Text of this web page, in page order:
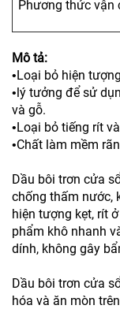
Phương thức vận
Mô tả:
•Loại bỏ hiện
•lý tưởng để sử
và gỗ.
•Loại bỏ tiếng rít
•Chất làm mềm
Dầu bôi trơn cửa
chống thấm nước,
hiện tượng kẹt, rít
phẩm khô nhanh
dính, không gây
Dầu bôi trơn cửa
hóa và ăn mòn